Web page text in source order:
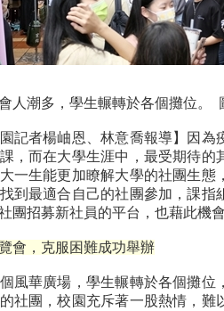
人潮多，學生輾轉於各個攤位。
園記者楊岫恩、林意喬報導】因
，而在大學生涯中，最受期待的
一生能更加瞭解大學的社團生
到最適合自己的社團參加，課指
團招募新社員的平台，也藉此機
會，克服困難成功舉辦
風華廣場，學生輾轉於各個攤位
社團，校園充斥著一股熱情，難